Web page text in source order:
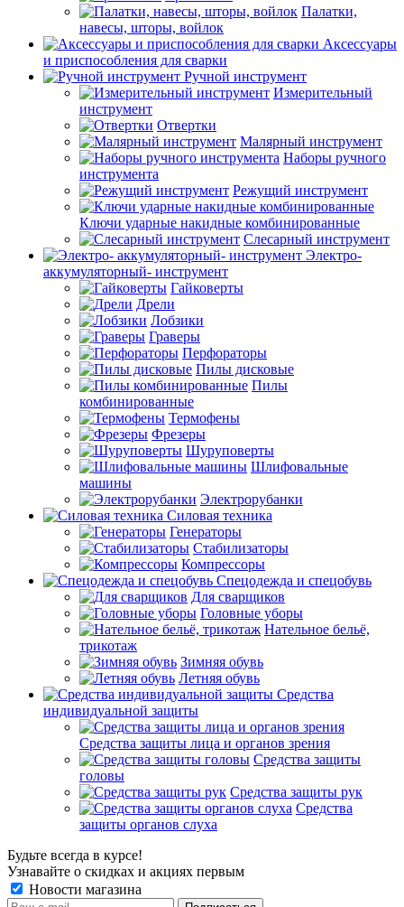
Палатки,
навесы, шторы, войлок
Аксессуары
и приспособления для сварки
Ручной инструмент
Измерительный
инструмент
Отвертки
Малярный инструмент
Наборы ручного
инструмента
Режущий инструмент
Ключи ударные накидные комбинированные
Слесарный инструмент
Электро-
аккумуляторный- инструмент
Гайковерты
Дрели
Лобзики
Граверы
Перфораторы
Пилы дисковые
Пилы
комбинированные
Термофены
Фрезеры
Шуруповерты
Шлифовальные
машины
Электрорубанки
Силовая техника
Генераторы
Стабилизаторы
Компрессоры
Спецодежда и спецобувь
Для сварщиков
Головные уборы
Нательное бельё,
трикотаж
Зимняя обувь
Летняя обувь
Средства
индивидуальной защиты
Средства защиты лица и органов зрения
Средства защиты
головы
Средства защиты рук
Средства
защиты органов слуха
Будьте всегда в курсе!
Узнавайте о скидках и акциях первым
Новости магазина